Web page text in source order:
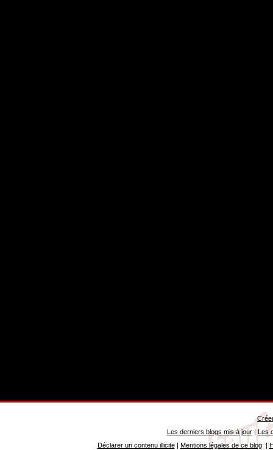
Les derniers blogs mis à jour| Les
Déclarer un contenu illicite| Mentions légales de ce blog|